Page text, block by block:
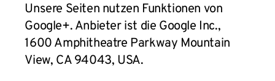
Unsere Seiten nutzen Funktionen von
Google+. Anbieter ist die Google Inc.,
1600 Amphitheatre Parkway Mountain
View, CA 94043, USA.